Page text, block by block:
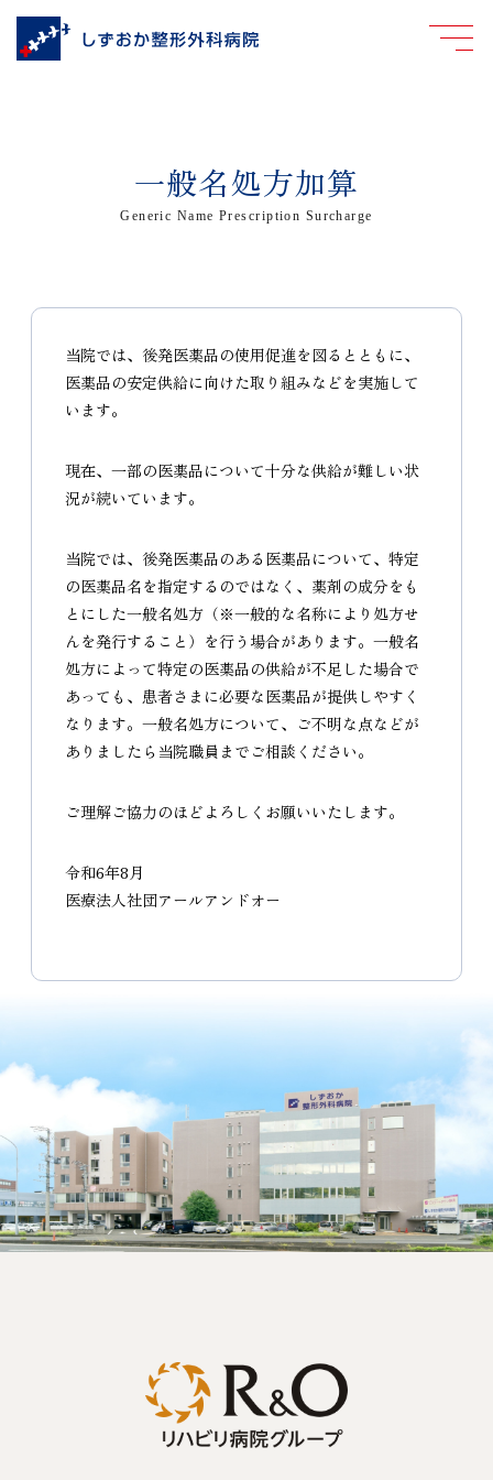
一般名処方加算
Generic Name Prescription Surcharge
当院では、後発医薬品の使用促進を図るとともに、
医薬品の安定供給に向けた取り組みなどを実施して
います。
現在、一部の医薬品について十分な供給が難しい状
況が続いています。
当院では、後発医薬品のある医薬品について、特定
の医薬品名を指定するのではなく、薬剤の成分をも
とにした一般名処方（※一般的な名称により処方せ
んを発行すること）を行う場合があります。一般名
処方によって特定の医薬品の供給が不足した場合で
あっても、患者さまに必要な医薬品が提供しやすく
なります。一般名処方について、ご不明な点などが
ありましたら当院職員までご相談ください。
ご理解ご協力のほどよろしくお願いいたします。
令和6年8月
医療法人社団アールアンドオー